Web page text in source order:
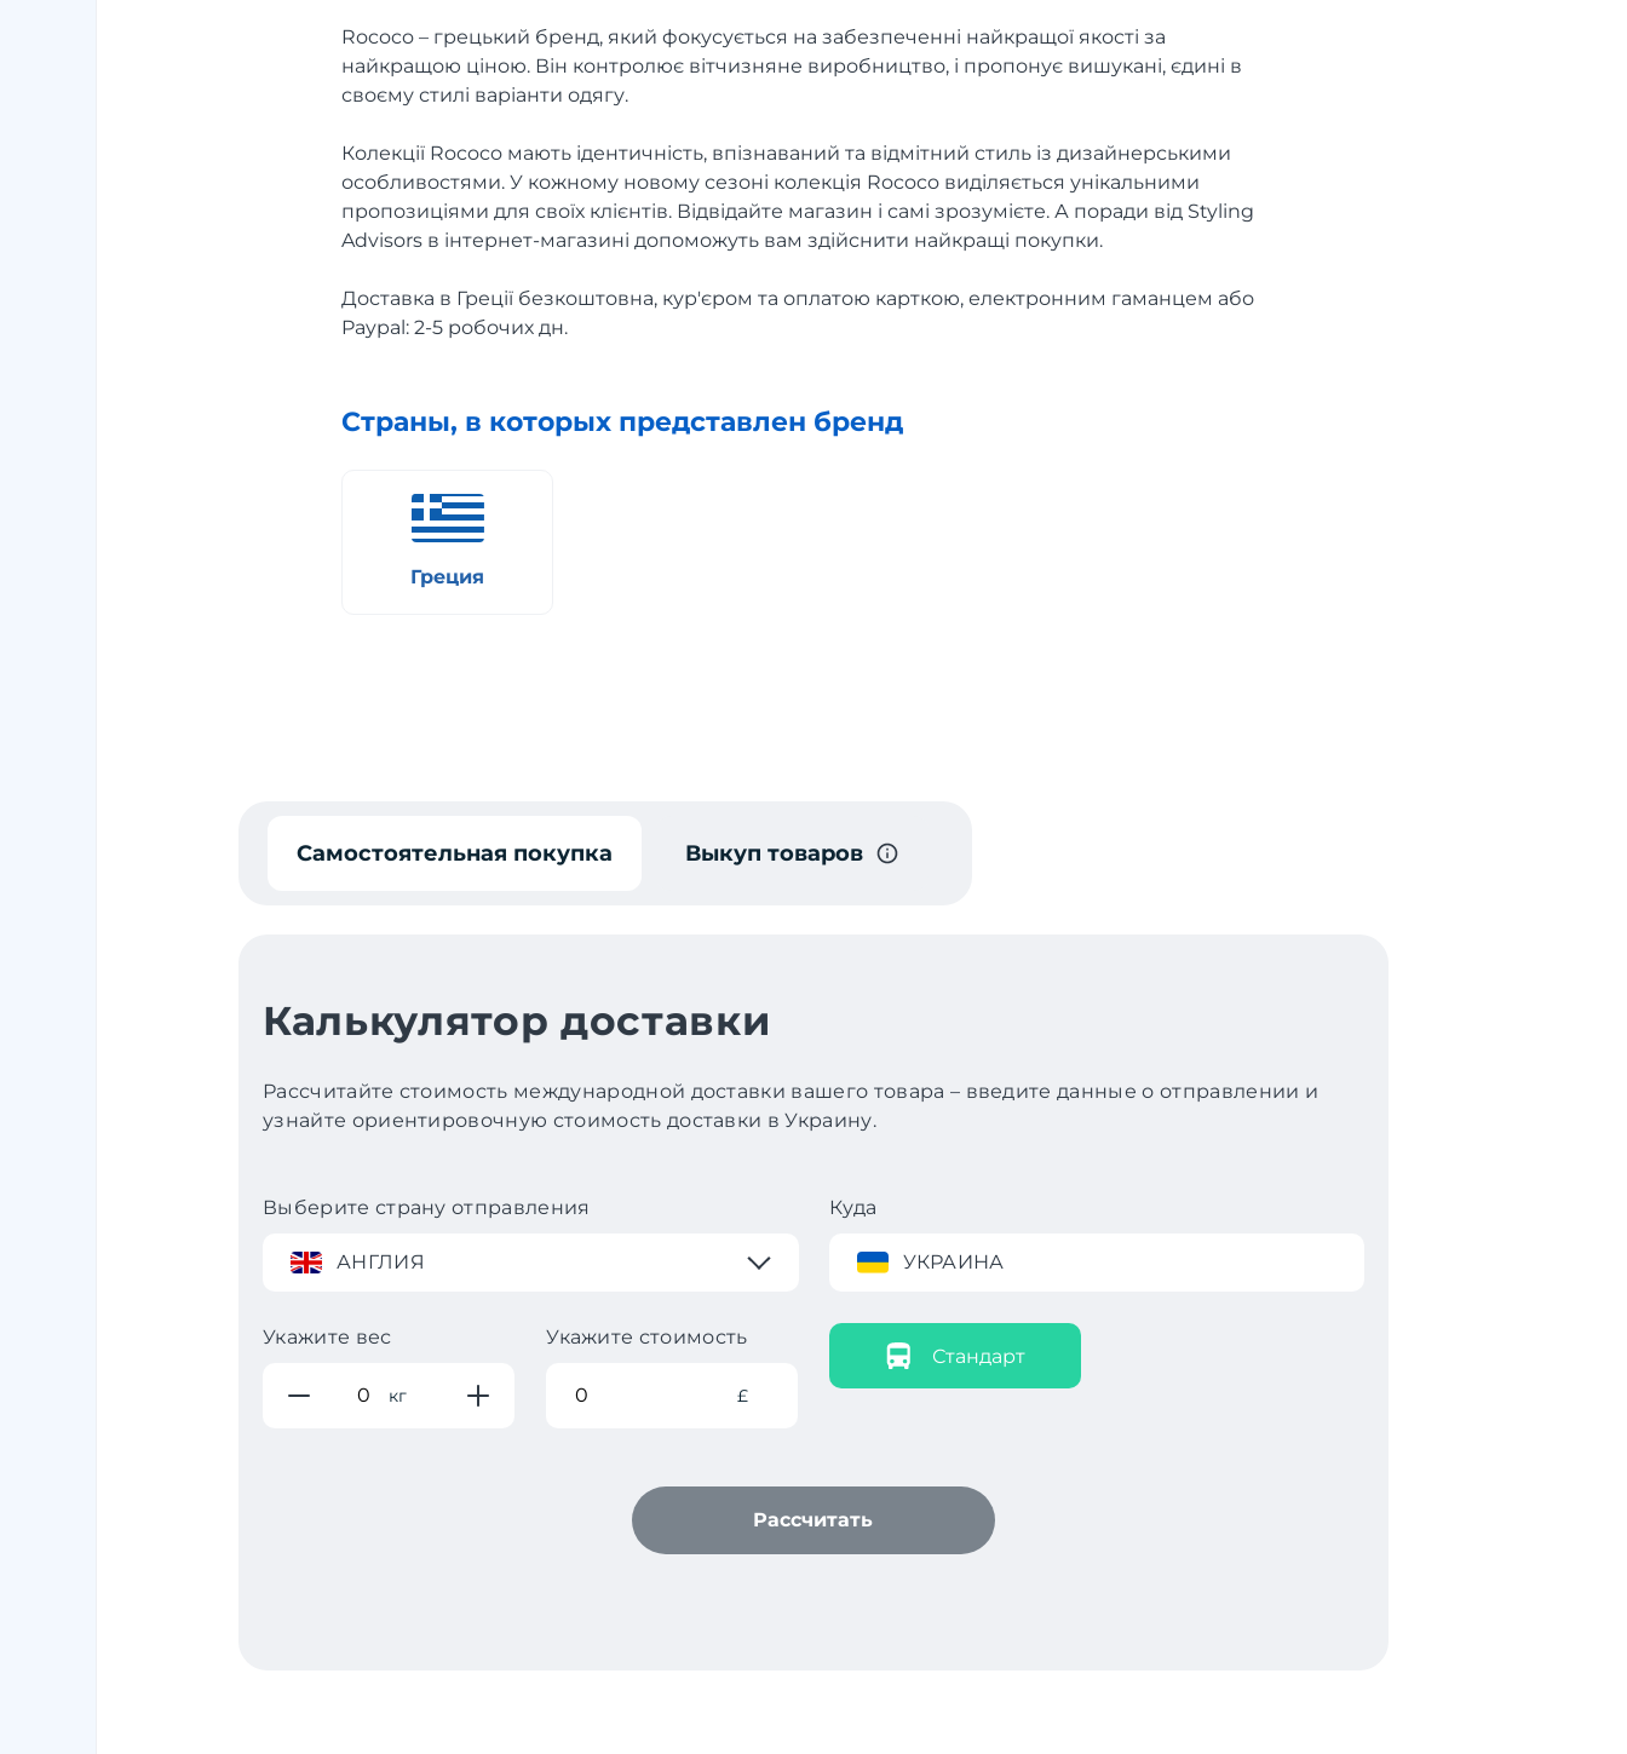
Rococo – грецький бренд, який фокусується на забезпеченні найкращої якості за
найкращою ціною. Він контролює вітчизняне виробництво, і пропонує вишукані, єдині в
своєму стилі варіанти одягу.
Колекції Rococo мають ідентичність, впізнаваний та відмітний стиль із дизайнерськими
особливостями. У кожному новому сезоні колекція Rococo виділяється унікальними
пропозиціями для своїх клієнтів. Відвідайте магазин і самі зрозумієте. А поради від Styling
Advisors в інтернет-магазині допоможуть вам здійснити найкращі покупки.
Доставка в Греції безкоштовна, кур'єром та оплатою карткою, електронним гаманцем або
Paypal: 2-5 робочих дн.
Страны, в которых представлен бренд
Греция
Самостоятельная покупка Выкуп товаров
Калькулятор доставки
Рассчитайте стоимость международной доставки вашего товара – введите данные о отправлении и
узнайте ориентировочную стоимость доставки в Украину.
Выберите страну отправления
АНГЛИЯ
Куда
УКРАИНА
Укажите вес
кг
Укажите стоимость
£
Стандарт
Рассчитать